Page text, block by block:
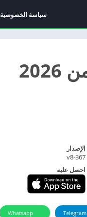
سياسة الخصوصية
تحميل تطبيق حقيبة المؤمن 2026
الإصدار
v8-367
احصل عليه
Telegram
Whatsapp